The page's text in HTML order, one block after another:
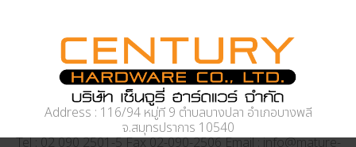
Address : 116/94 หมู่ที่ 9 ตำบลบางปลา อำเภอบางพลี
จ.สมุทรปราการ 10540
Tel : 02 090 2501-5 Fax 02-090-2506 Email : info@mature-